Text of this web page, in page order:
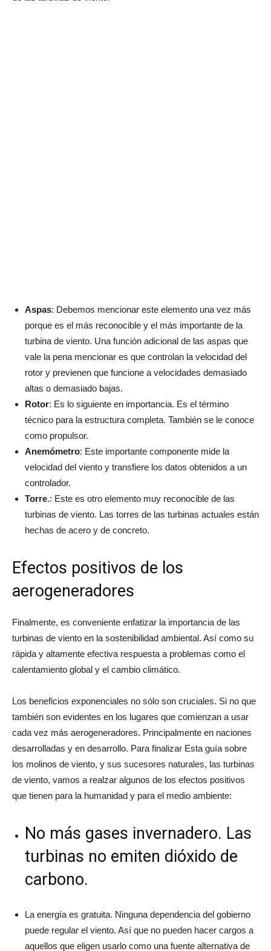
Aspas: Debemos mencionar este elemento una vez más
porque es el más reconocible y el más importante de la
turbina de viento. Una función adicional de las aspas que
vale la pena mencionar es que controlan la velocidad del
rotor y previenen que funcione a velocidades demasiado
altas o demasiado bajas.
Rotor: Es lo siguiente en importancia. Es el término
técnico para la estructura completa. También se le conoce
como propulsor.
Anemómetro: Este importante componente mide la
velocidad del viento y transfiere los datos obtenidos a un
controlador.
Torre.: Este es otro elemento muy reconocible de las
turbinas de viento. Las torres de las turbinas actuales están
hechas de acero y de concreto.
Efectos positivos de los
aerogeneradores
Finalmente, es conveniente enfatizar la importancia de las
turbinas de viento en la sostenibilidad ambiental. Así como su
rápida y altamente efectiva respuesta a problemas como el
calentamiento global y el cambio climático.
Los beneficios exponenciales no sólo son cruciales. Si no que
también son evidentes en los lugares que comienzan a usar
cada vez más aerogeneradores. Principalmente en naciones
desarrolladas y en desarrollo. Para finalizar Esta guía sobre
los molinos de viento, y sus sucesores naturales, las turbinas
de viento, vamos a realzar algunos de los efectos positivos
que tienen para la humanidad y para el medio ambiente:
No más gases invernadero. Las
turbinas no emiten dióxido de
carbono.
La energía es gratuita. Ninguna dependencia del gobierno
puede regular el viento. Así que no pueden hacer cargos a
aquellos que eligen usarlo como una fuente alternativa de